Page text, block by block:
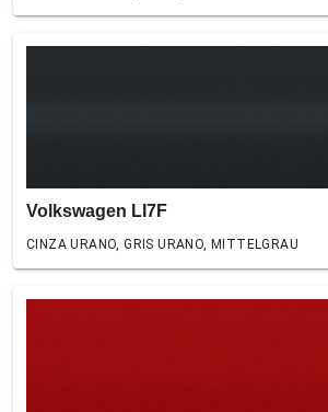
Volkswagen LI7F
CINZA URANO, GRIS URANO, MITTELGRAU